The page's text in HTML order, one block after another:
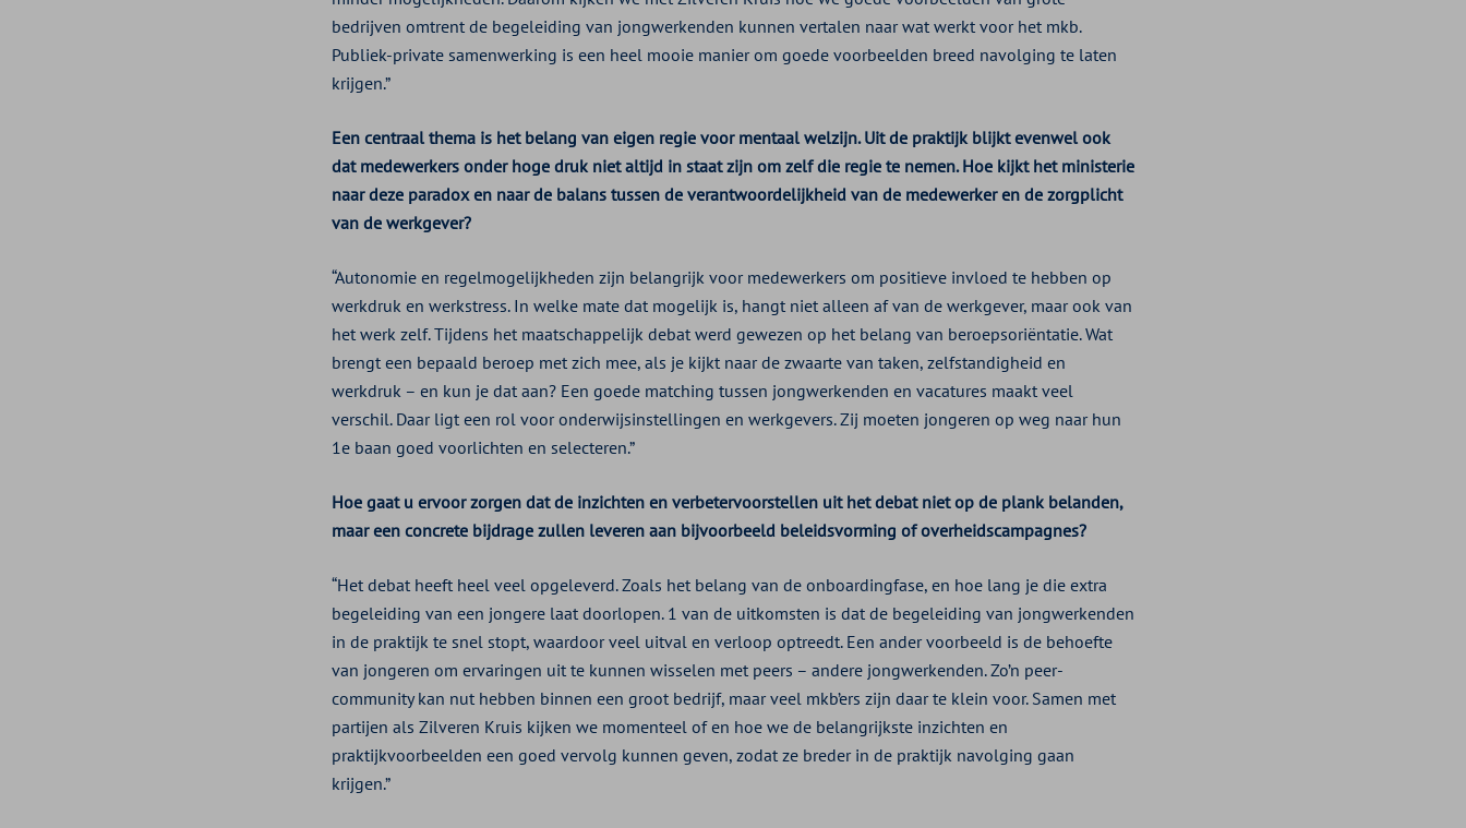
bedrijven omtrent de begeleiding van jongwerkenden kunnen vertalen naar wat werkt voor het mkb.
Publiek-private samenwerking is een heel mooie manier om goede voorbeelden breed navolging te laten
krijgen.”
Een centraal thema is het belang van eigen regie voor mentaal welzijn. Uit de praktijk blijkt evenwel ook
dat medewerkers onder hoge druk niet altijd in staat zijn om zelf die regie te nemen. Hoe kijkt het ministerie
naar deze paradox en naar de balans tussen de verantwoordelijkheid van de medewerker en de zorgplicht
van de werkgever?
“Autonomie en regelmogelijkheden zijn belangrijk voor medewerkers om positieve invloed te hebben op
werkdruk en werkstress. In welke mate dat mogelijk is, hangt niet alleen af van de werkgever, maar ook van
het werk zelf. Tijdens het maatschappelijk debat werd gewezen op het belang van beroepsoriëntatie. Wat
brengt een bepaald beroep met zich mee, als je kijkt naar de zwaarte van taken, zelfstandigheid en
werkdruk – en kun je dat aan? Een goede matching tussen jongwerkenden en vacatures maakt veel
verschil. Daar ligt een rol voor onderwijsinstellingen en werkgevers. Zij moeten jongeren op weg naar hun
1e baan goed voorlichten en selecteren.”
Hoe gaat u ervoor zorgen dat de inzichten en verbetervoorstellen uit het debat niet op de plank belanden,
maar een concrete bijdrage zullen leveren aan bijvoorbeeld beleidsvorming of overheidscampagnes?
“Het debat heeft heel veel opgeleverd. Zoals het belang van de onboardingfase, en hoe lang je die extra
begeleiding van een jongere laat doorlopen. 1 van de uitkomsten is dat de begeleiding van jongwerkenden
in de praktijk te snel stopt, waardoor veel uitval en verloop optreedt. Een ander voorbeeld is de behoefte
van jongeren om ervaringen uit te kunnen wisselen met peers – andere jongwerkenden. Zo’n peer-
community kan nut hebben binnen een groot bedrijf, maar veel mkb’ers zijn daar te klein voor. Samen met
partijen als Zilveren Kruis kijken we momenteel of en hoe we de belangrijkste inzichten en
praktijkvoorbeelden een goed vervolg kunnen geven, zodat ze breder in de praktijk navolging gaan
krijgen.”